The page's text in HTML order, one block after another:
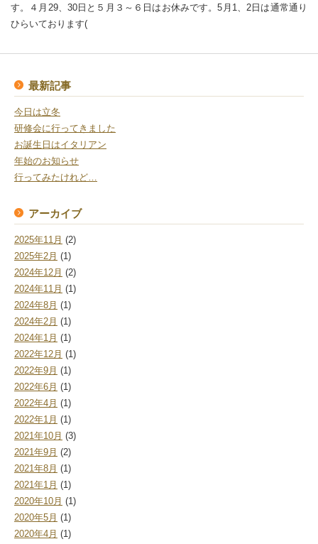
す。４月29、30日と５月３～６日はお休みです。5月1、2日は通常通り
ひらいております(
最新記事
今日は立冬
研修会に行ってきました
お誕生日はイタリアン
年始のお知らせ
行ってみたけれど…
アーカイブ
2025年11月 (2)
2025年2月 (1)
2024年12月 (2)
2024年11月 (1)
2024年8月 (1)
2024年2月 (1)
2024年1月 (1)
2022年12月 (1)
2022年9月 (1)
2022年6月 (1)
2022年4月 (1)
2022年1月 (1)
2021年10月 (3)
2021年9月 (2)
2021年8月 (1)
2021年1月 (1)
2020年10月 (1)
2020年5月 (1)
2020年4月 (1)